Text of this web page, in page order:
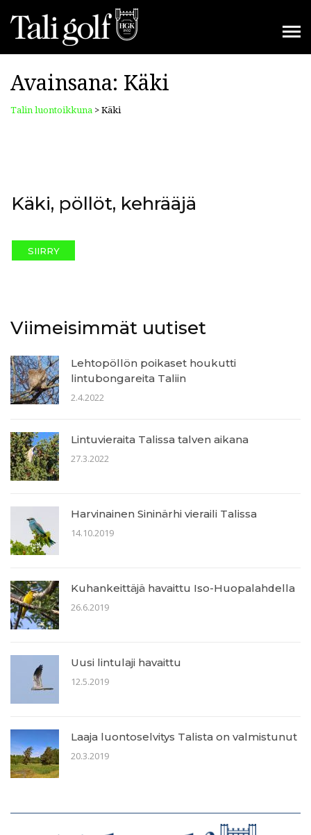
Avainsana: Käki
Talin luontoikkuna > Käki
Käki, pöllöt, kehrääjä
SIIRRY
Viimeisimmät uutiset
Lehtopöllön poikaset houkutti
lintubongareita Taliin
2.4.2022
Lintuvieraita Talissa talven aikana
27.3.2022
Harvinainen Sininärhi vieraili Talissa
14.10.2019
Kuhankeittäjä havaittu Iso-Huopalahdella
26.6.2019
Uusi lintulaji havaittu
12.5.2019
Laaja luontoselvitys Talista on valmistunut
20.3.2019